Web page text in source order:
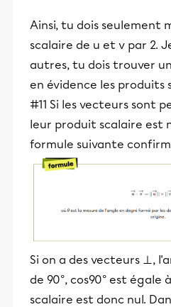
Ainsi, tu dois seulement
scalaire de u et v par 2.
autres, tu dois trouver
en évidence les produits
#11 Si les vecteurs sont
leur produit scalaire est
formule suivante
Si on a des vecteurs ⊥,
de 90°, cos90° est égale
scalaire est donc nul.